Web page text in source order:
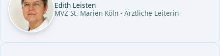
Edith Leisten
MVZ St. Marien Köln - Ärztliche Leiterin